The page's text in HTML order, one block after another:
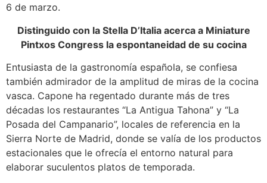
6 de marzo.
Distinguido con la Stella D’Italia acerca a Miniature
Pintxos Congress la espontaneidad de su cocina
Entusiasta de la gastronomía española, se confiesa
también admirador de la amplitud de miras de la cocina
vasca. Capone ha regentado durante más de tres
décadas los restaurantes “La Antigua Tahona” y “La
Posada del Campanario”, locales de referencia en la
Sierra Norte de Madrid, donde se valía de los productos
estacionales que le ofrecía el entorno natural para
elaborar suculentos platos de temporada.